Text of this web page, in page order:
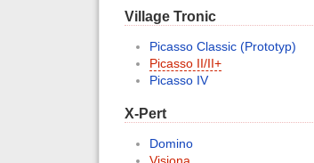
Village Tronic
Picasso Classic (Prototyp)
Picasso II/II+
Picasso IV
X-Pert
Domino